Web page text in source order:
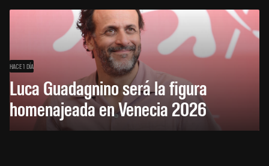
HACE 1 DÍA
Luca Guadagnino será la figura
homenajeada en Venecia 2026